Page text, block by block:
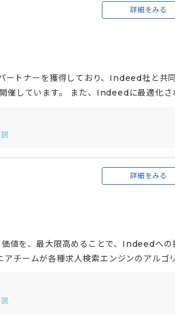
詳細をみる
ートナーを獲得しており、Indeed社と共
催しています。 また、Indeedに最適化さ
種SNS広告などを活用した集客手法にも
詳細をみる
値を、最大限高めることで、Indeedへの
チームが各種求人検索エンジンのアルゴ
お客様の採用課題の解決に向けて伴走支
とも可能です。